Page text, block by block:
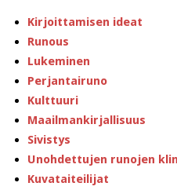
Kirjoittamisen ideat
Runous
Lukeminen
Perjantairuno
Kulttuuri
Maailmankirjallisuus
Sivistys
Unohdettujen runojen
Kuvataiteilijat